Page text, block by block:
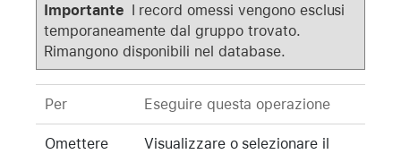
Importante I record omessi vengono esclusi
temporaneamente dal gruppo trovato.
Rimangono disponibili nel database.
Per Eseguire questa operazione
Omettere
Visualizzare o selezionare il